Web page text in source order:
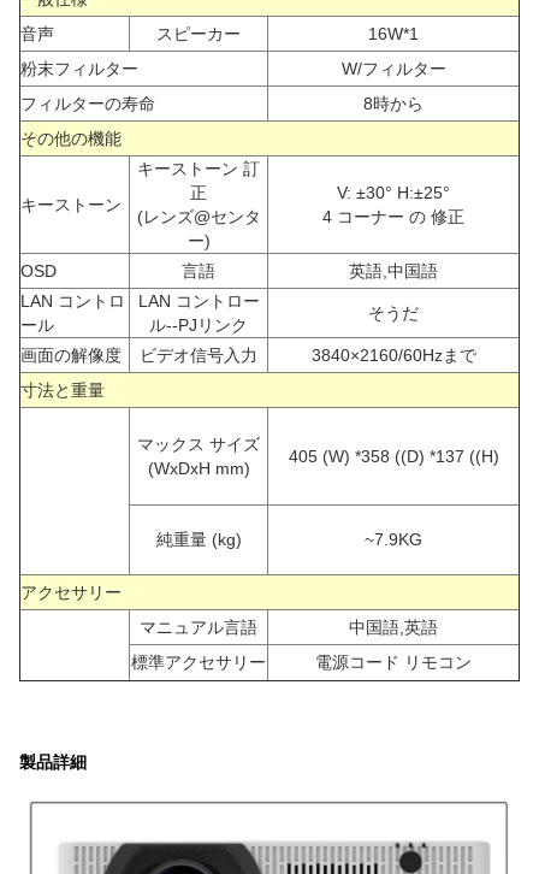
音声
スピーカー
16W*1
粉末フィルター
W/フィルター
フィルターの寿命
8時から
その他の機能
キーストーン
キーストーン 訂
正
(レンズ@センタ
ー)
V: ±30° H:±25°
4 コーナー の 修正
OSD 言語
英語,中国語
LAN コントロ
ール
LAN コントロー
ル--PJリンク
そうだ
画面の解像度 ビデオ信号入力
3840×2160/60Hzまで
寸法と重量
マックス サイズ
(WxDxH mm)
405 (W) *358 ((D) *137 ((H)
純重量 (kg) ~7.9KG
アクセサリー
マニュアル言語
中国語,英語
標準アクセサリー
電源コード リモコン
製品詳細